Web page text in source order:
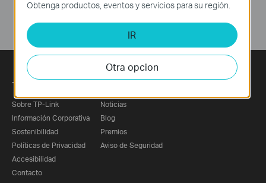
TP-Link
Sobre TP-Link
Información Corporativa
Sostenibilidad
Políticas de Privacidad
Accesibilidad
Contacto
Noticias
Blog
Premios
Aviso de Seguridad
Obtenga productos, eventos y servicios para su región.
IR
Otra opcion